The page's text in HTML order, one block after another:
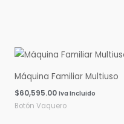
Máquina Familiar Multiuso
$60,595.00 Iva Incluido
Botón Vaquero